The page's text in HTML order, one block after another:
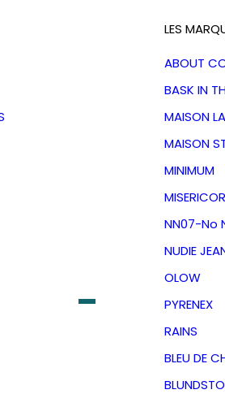
LES
ABOUT
BASK IN
MAISON
MAISON
MINIMUM
NN07-No
NUDIE
OLOW
PYRENEX
RAINS
BLEU DE